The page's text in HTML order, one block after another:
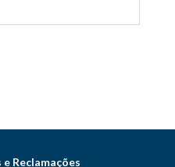
Reclamações